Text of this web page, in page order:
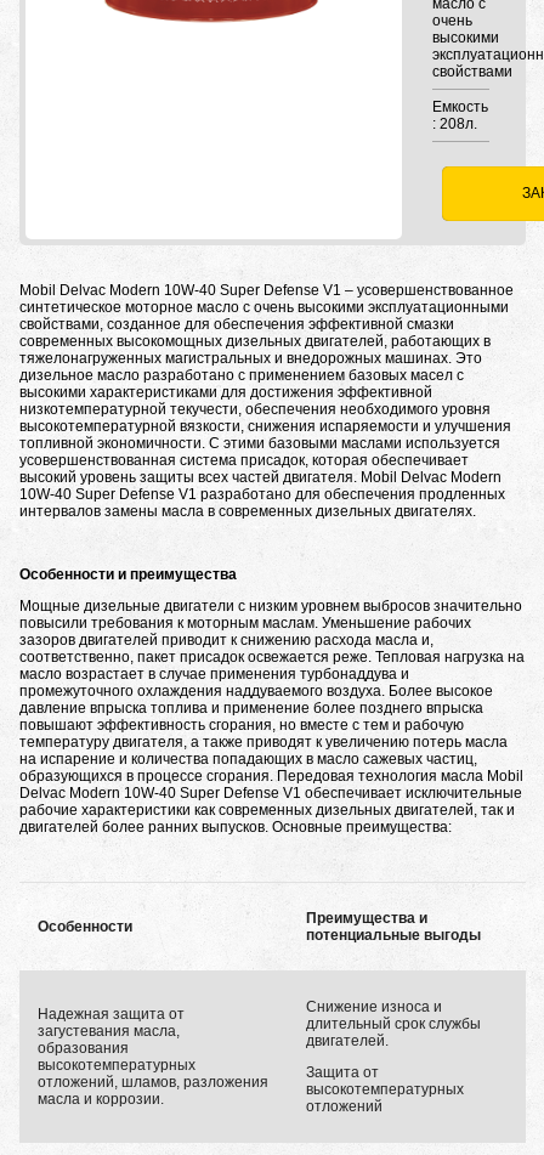
масло с
очень
высокими
свойствами
Емкость
: 208л.
Mobil Delvac Modern 10W-40 Super Defense V1 – усовершенствованное
синтетическое моторное масло с очень высокими эксплуатационными
свойствами, созданное для обеспечения эффективной смазки
современных высокомощных дизельных двигателей, работающих в
тяжелонагруженных магистральных и внедорожных машинах. Это
дизельное масло разработано с применением базовых масел с
высокими характеристиками для достижения эффективной
низкотемпературной текучести, обеспечения необходимого уровня
высокотемпературной вязкости, снижения испаряемости и улучшения
топливной экономичности. С этими базовыми маслами используется
усовершенствованная система присадок, которая обеспечивает
высокий уровень защиты всех частей двигателя. Mobil Delvac Modern
10W-40 Super Defense V1 разработано для обеспечения продленных
интервалов замены масла в современных дизельных двигателях.
Особенности и преимущества
Мощные дизельные двигатели с низким уровнем выбросов значительно
повысили требования к моторным маслам. Уменьшение рабочих
зазоров двигателей приводит к снижению расхода масла и,
соответственно, пакет присадок освежается реже. Тепловая нагрузка на
масло возрастает в случае применения турбонаддува и
промежуточного охлаждения наддуваемого воздуха. Более высокое
давление впрыска топлива и применение более позднего впрыска
повышают эффективность сгорания, но вместе с тем и рабочую
температуру двигателя, а также приводят к увеличению потерь масла
на испарение и количества попадающих в масло сажевых частиц,
образующихся в процессе сгорания. Передовая технология масла Mobil
Delvac Modern 10W-40 Super Defense V1 обеспечивает исключительные
рабочие характеристики как современных дизельных двигателей, так и
двигателей более ранних выпусков. Основные преимущества:
Особенности
Преимущества и
потенциальные выгоды
Надежная защита от
загустевания масла,
образования
высокотемпературных
отложений, шламов, разложения
масла и коррозии.
Снижение износа и
длительный срок службы
двигателей.
Защита от
высокотемпературных
отложений